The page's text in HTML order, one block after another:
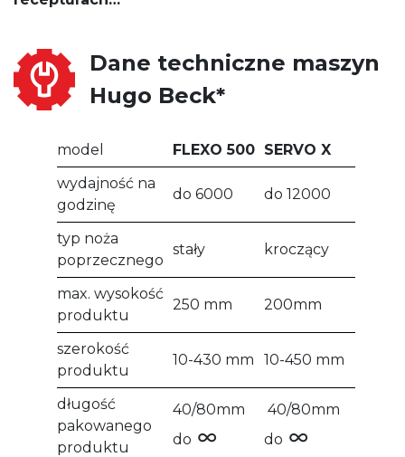
Dane techniczne maszyn
Hugo Beck*
model FLEXO 500 SERVO X
wydajność na
godzinę
do 6000 do 12000
typ noża
poprzecznego
stały kroczący
max. wysokość
produktu
250 mm 200mm
szerokość
produktu
10-430 mm 10-450 mm
długość
pakowanego
produktu
40/80mm
do ∞
40/80mm
do ∞